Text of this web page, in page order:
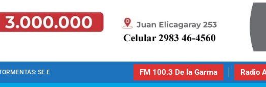
SE ESPERAN FUERTES LLUVIAS,... FM 100.3 De la Garma Radio